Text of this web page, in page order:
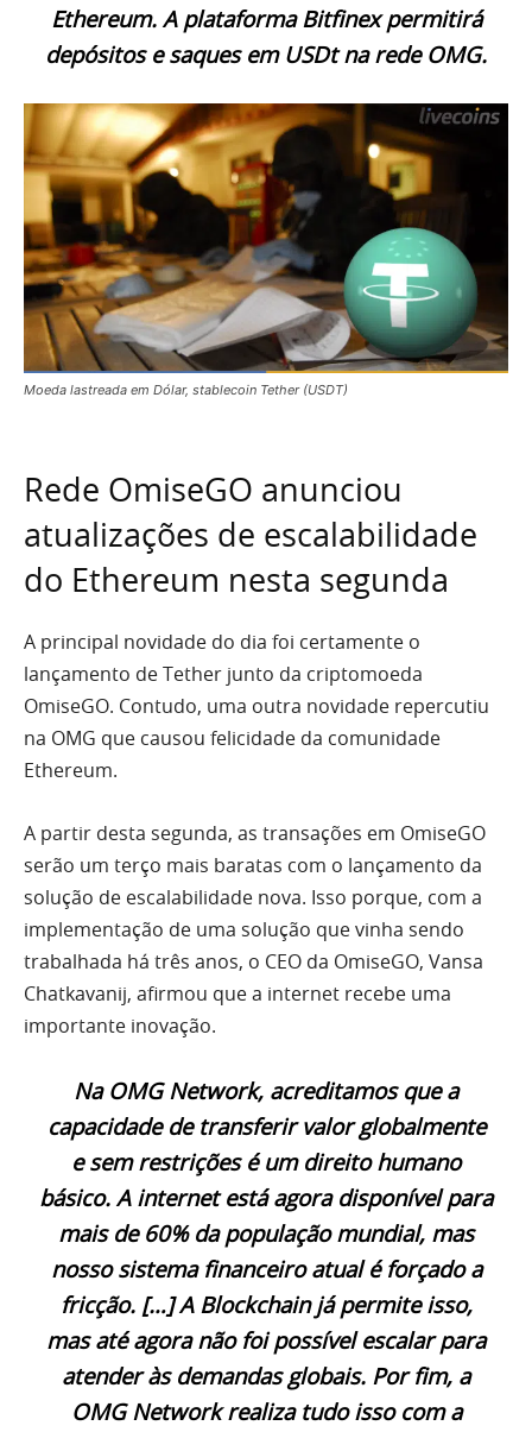
Ethereum. A plataforma Bitfinex permitirá
depósitos e saques em USDt na rede OMG.
Moeda lastreada em Dólar, stablecoin Tether (USDT)
Rede OmiseGO anunciou
atualizações de escalabilidade
do Ethereum nesta segunda
A principal novidade do dia foi certamente o
lançamento de Tether junto da criptomoeda
OmiseGO. Contudo, uma outra novidade repercutiu
na OMG que causou felicidade da comunidade
Ethereum.
A partir desta segunda, as transações em OmiseGO
serão um terço mais baratas com o lançamento da
solução de escalabilidade nova. Isso porque, com a
implementação de uma solução que vinha sendo
trabalhada há três anos, o CEO da OmiseGO, Vansa
Chatkavanij, afirmou que a internet recebe uma
importante inovação.
Na OMG Network, acreditamos que a
capacidade de transferir valor globalmente
e sem restrições é um direito humano
básico. A internet está agora disponível para
mais de 60% da população mundial, mas
nosso sistema financeiro atual é forçado a
fricção. […] A Blockchain já permite isso,
mas até agora não foi possível escalar para
atender às demandas globais. Por fim, a
OMG Network realiza tudo isso com a